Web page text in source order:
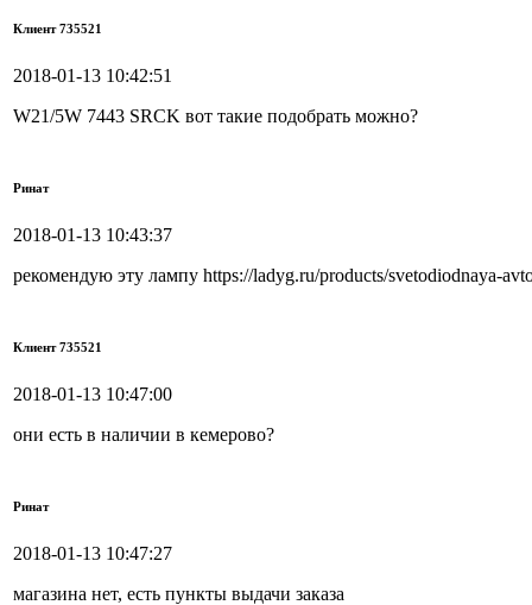
Клиент 735521
2018-01-13 10:42:51
W21/5W 7443 SRCK вот такие подобрать можно?
Ринат
2018-01-13 10:43:37
рекомендую эту лампу https://ladyg.ru/products/svetodiodnaya-
Клиент 735521
2018-01-13 10:47:00
они есть в наличии в кемерово?
Ринат
2018-01-13 10:47:27
магазина нет, есть пункты выдачи заказа